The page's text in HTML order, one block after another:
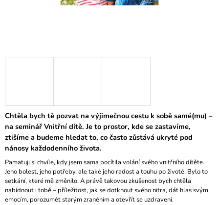
Chtěla bych tě pozvat na výjimečnou cestu k sobě samé(mu) –
na seminář Vnitřní dítě. Je to prostor, kde se zastavíme,
ztišíme a budeme hledat to, co často zůstává ukryté pod
nánosy každodenního života.
Pamatuji si chvíle, kdy jsem sama pocítila volání svého vnitřního dítěte.
Jeho bolest, jeho potřeby, ale také jeho radost a touhu po životě. Bylo to
setkání, které mě změnilo. A právě takovou zkušenost bych chtěla
nabídnout i tobě – příležitost, jak se dotknout svého nitra, dát hlas svým
emocím, porozumět starým zraněním a otevřít se uzdravení.
HLEDAT
O
P
O
R
U
Č
U
J
E
M
E